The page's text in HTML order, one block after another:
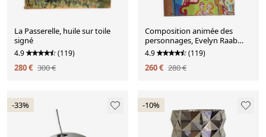
La Passerelle, huile sur toile
signé
4.9 (119)
280 € 300 €
Composition animée des
personnages, Evelyn Raab
(1939-1974)
4.9 (119)
260 € 280 €
-33% -10%